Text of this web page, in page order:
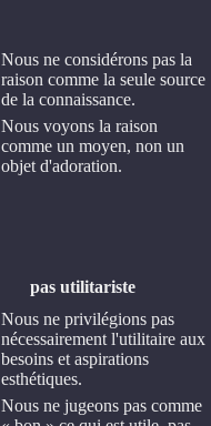
Nous ne considérons pas la
raison comme la seule source
de la connaissance.
Nous voyons la raison
comme un moyen, non un
objet d'adoration.
pas utilitariste
Nous ne privilégions pas
nécessairement l'utilitaire aux
besoins et aspirations
esthétiques.
Nous ne jugeons pas comme